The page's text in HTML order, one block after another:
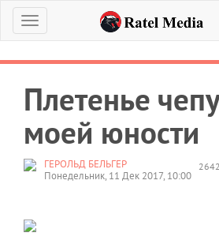
Меню
Плетенье
моей юности
ГЕРОЛЬД БЕЛЬГЕР
Понедельник, 11 Дек 2017, 10:00